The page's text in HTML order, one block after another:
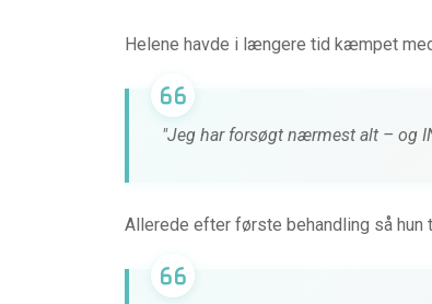
Helene havde i længere tid kæmpet
"Jeg har forsøgt nærmest alt – og
Allerede efter første behandling så hun